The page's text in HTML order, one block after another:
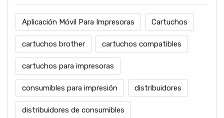
Aplicación Móvil Para Impresoras Cartuchos
cartuchos brother cartuchos compatibles
cartuchos para impresoras
consumibles para impresión distribuidores
distribuidores de consumibles